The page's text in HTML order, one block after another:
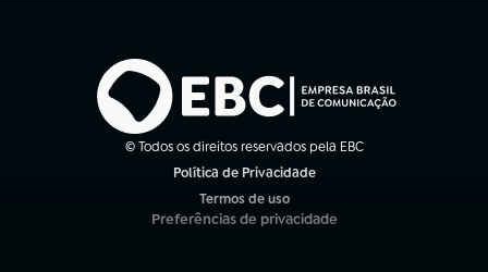
© Todos os direitos reservados pela EBC
Política de Privacidade
Termos de uso
(abre em nova aba)
Preferências de privacidade